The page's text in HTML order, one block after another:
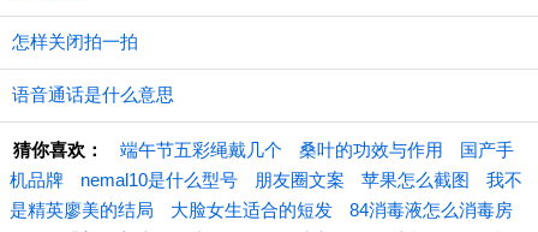
怎样关闭拍一拍
语音通话是什么意思
猜你喜欢： 端午节五彩绳戴几个 桑叶的功效与作用
国产手
机品牌
nemal10是什么型号 朋友圈文案 苹果怎么截图
我不
是精英廖美的结局
大脸女生适合的短发
84消毒液怎么消毒房